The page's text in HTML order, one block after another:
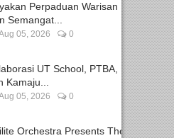
Perpaduan Warisan
Semangat...
05, 2026 0
UT School, PTBA,
Kamaju...
05, 2026 0
Orchestra Presents The